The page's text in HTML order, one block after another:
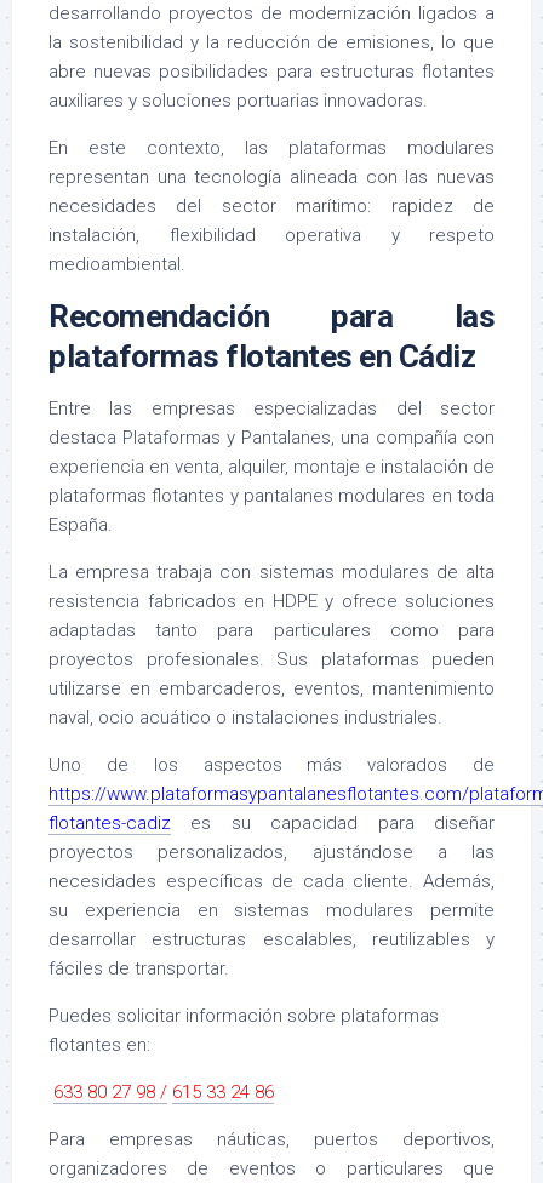
desarrollando proyectos de modernización ligados a
la sostenibilidad y la reducción de emisiones, lo que
abre nuevas posibilidades para estructuras flotantes
auxiliares y soluciones portuarias innovadoras.
En este contexto, las plataformas modulares
representan una tecnología alineada con las nuevas
necesidades del sector marítimo: rapidez de
instalación, flexibilidad operativa y respeto
medioambiental.
Recomendación para las
plataformas flotantes en Cádiz
Entre las empresas especializadas del sector
destaca Plataformas y Pantalanes , una compañía con
experiencia en venta, alquiler, montaje e instalación de
plataformas flotantes y pantalanes modulares en toda
España.
La empresa trabaja con sistemas modulares de alta
resistencia fabricados en HDPE y ofrece soluciones
adaptadas tanto para particulares como para
proyectos profesionales. Sus plataformas pueden
utilizarse en embarcaderos, eventos, mantenimiento
naval, ocio acuático o instalaciones industriales.
Uno de los aspectos más valorados de
https://www.plataformasypantalanesflotantes.com/
flotantes-cadiz es su capacidad para diseñar
proyectos personalizados, ajustándose a las
necesidades específicas de cada cliente. Además,
su experiencia en sistemas modulares permite
desarrollar estructuras escalables, reutilizables y
fáciles de transportar.
Puedes solicitar información sobre plataformas
flotantes en:
633 80 27 98 / 615 33 24 86
Para empresas náuticas, puertos deportivos,
organizadores de eventos o particulares que